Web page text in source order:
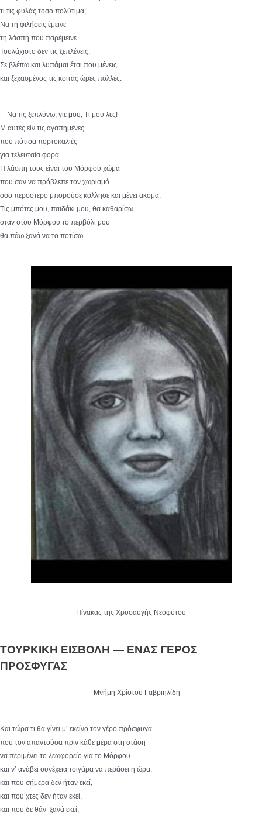
τι τις φυλάς τόσο πολύτιμα;
Να τη φιλήσεις έμεινε
τη λάσπη που παρέμεινε.
Τουλάχιστο δεν τις ξεπλένεις;
Σε βλέπω και λυπάμαι έτσι που μένεις
και ξεχασμένος τις κοιτάς ώρες πολλές.
—Να τις ξεπλύνω, γιε μου; Τι μου λες!
Μ αυτές είν τις αγαπημένες
που πότισα πορτοκαλιές
για τελευταία φορά.
Η λάσπη τους είναι του Μόρφου χώμα
που σαν να πρόβλεπε τον χωρισμό
όσο περσότερο μπορούσε κόλλησε και μένει ακόμα.
Τις μπότες μου, παιδάκι μου, θα καθαρίσω
όταν στου Μόρφου το περβόλι μου
θα πάω ξανά να το ποτίσω.
Πίνακας της Χρυσαυγής Νεοφύτου
ΤΟΥΡΚΙΚΗ ΕΙΣΒΟΛΗ — ΕΝΑΣ ΓΕΡΟΣ
ΠΡΟΣΦΥΓΑΣ
Μνήμη Χρίστου Γαβριηλίδη
Και τώρα τι θα γίνει μ’ εκείνο τον γέρο πρόσφυγα
που τον απαντούσα πριν κάθε μέρα στη στάση
να περιμένει το λεωφορείο για το Μόρφου
και ν’ ανάβει συνέχεια τσιγάρα να περάσει η ώρα,
και που σήμερα δεν ήταν εκεί,
και που χτες δεν ήταν εκεί,
και που δε θάν’ ξανά εκεί;